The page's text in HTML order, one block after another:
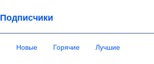
Подписчики
Новые Горячие Лучшие